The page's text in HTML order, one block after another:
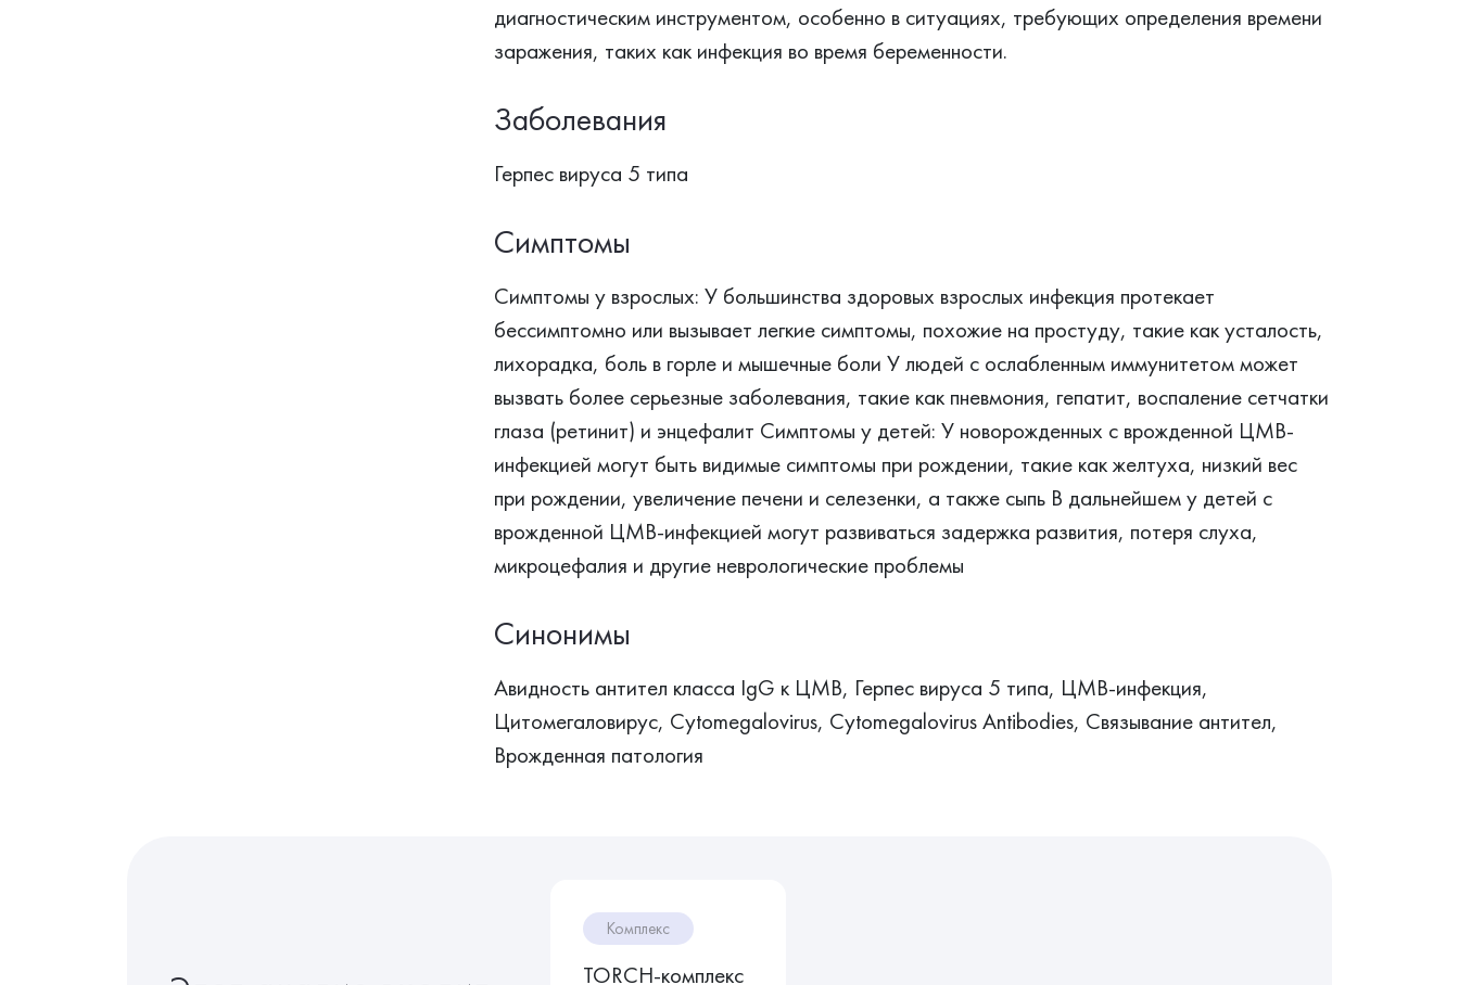
диагностическим инструментом, особенно в ситуациях, требующих определения времени
заражения, таких как инфекция во время беременности.
Заболевания
Герпес вируса 5 типа
Симптомы
Симптомы у взрослых: У большинства здоровых взрослых инфекция протекает
бессимптомно или вызывает легкие симптомы, похожие на простуду, такие как усталость,
лихорадка, боль в горле и мышечные боли У людей с ослабленным иммунитетом может
вызвать более серьезные заболевания, такие как пневмония, гепатит, воспаление сетчатки
глаза (ретинит) и энцефалит Симптомы у детей: У новорожденных с врожденной ЦМВ-
инфекцией могут быть видимые симптомы при рождении, такие как желтуха, низкий вес
при рождении, увеличение печени и селезенки, а также сыпь В дальнейшем у детей с
врожденной ЦМВ-инфекцией могут развиваться задержка развития, потеря слуха,
микроцефалия и другие неврологические проблемы
Синонимы
Авидность антител класса IgG к ЦМВ, Герпес вируса 5 типа, ЦМВ-инфекция,
Цитомегаловирус, Cytomegalovirus, Cytomegalovirus Antibodies, Связывание антител,
Врожденная патология
Комплекс
TORCH-комплекс